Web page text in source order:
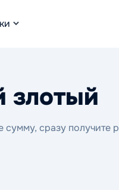
злотый
сразу получите